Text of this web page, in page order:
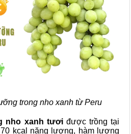
trong nho xanh từ Peru
nho xanh tươi được trồng tại
kcal năng lượng, hàm lượng